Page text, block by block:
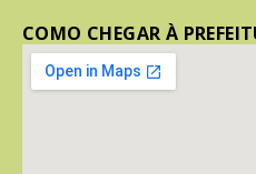
COMO CHEGAR À